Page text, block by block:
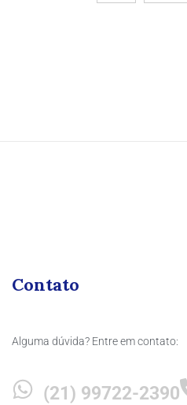
Contato
Alguma dúvida? Entre em contato:
(21) 99722-2390